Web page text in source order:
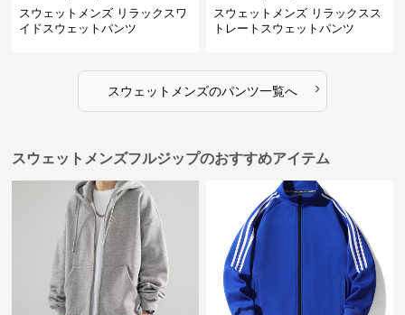
スウェットメンズ リラックスワ
イドスウェットパンツ
スウェットメンズ リラックスス
トレートスウェットパンツ
スウェットメンズのパンツ一覧へ ›
スウェットメンズフルジップのおすすめアイテム